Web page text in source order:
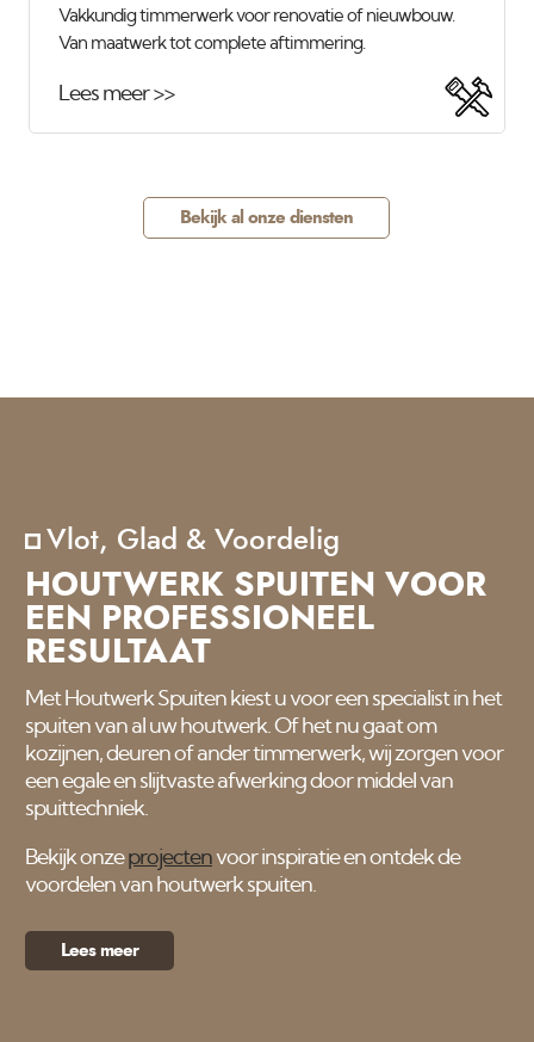
Vakkundig timmerwerk voor renovatie of nieuwbouw.
Van maatwerk tot complete aftimmering.
Lees meer >>
Bekijk al onze diensten
Vlot, Glad & Voordelig
HOUTWERK SPUITEN VOOR
EEN PROFESSIONEEL
RESULTAAT
Met Houtwerk Spuiten kiest u voor een specialist in het
spuiten van al uw houtwerk. Of het nu gaat om
kozijnen, deuren of ander timmerwerk, wij zorgen voor
een egale en slijtvaste afwerking door middel van
spuittechniek.
Bekijk onzeprojecten voor inspiratie en ontdek de
voordelen van houtwerk spuiten.
Lees meer